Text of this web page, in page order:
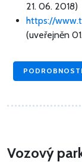
21. 06. 2018)
https://
(uveřejněn
Vozový